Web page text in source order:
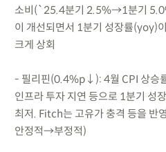
소비(`25.4분기 2.5%→1분기
이 개선되면서 1분기 성장률(yoy)
크게 상회
- 필리핀(0.4%p↓): 4월 CPI 상승
인프라 투자 지연 등으로 1분기 성
최저. Fitch는 고유가 충격 등을 반
안정적→부정적)